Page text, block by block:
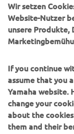
B2B
MEHR YAMAHA
SUPPORT
Wir setzen
Website-Nutzer
unsere Produkte,
If you continue
assume that you
Yamaha website.
change your
about the
them and their